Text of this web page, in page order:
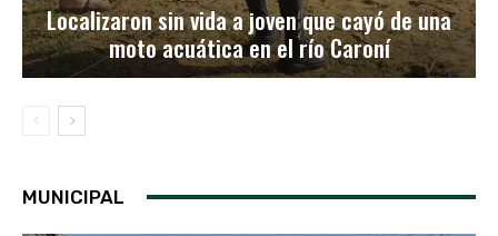
Localizaron sin vida a joven que cayó de una
moto acuática en el río Caroní
MUNICIPAL